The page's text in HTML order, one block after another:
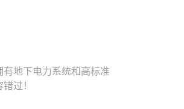
地下电力系统和高标准
过！